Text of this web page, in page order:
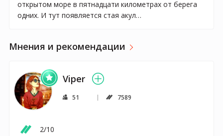
открытом море в пятнадцати километрах от берега
одних. И тут появляется стая акул…
Мнения и рекомендации
Viper
51 7589
2/10